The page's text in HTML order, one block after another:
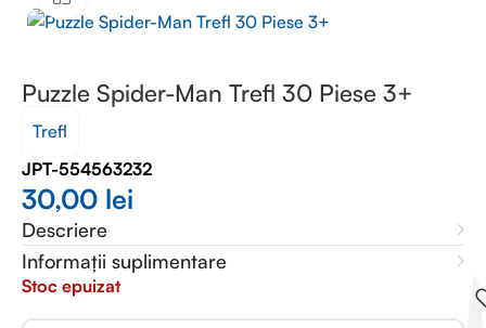
Puzzle Spider-Man Trefl 30 Piese 3+
Trefl
JPT-554563232
30,00 lei
Descriere
Informații suplimentare
Stoc epuizat